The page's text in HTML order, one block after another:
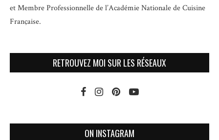
etMembre Professionnelle de l’Académie Nationale de Cuisine
Française.
RETROUVEZ MOI SUR LES RÉSEAUX
ON INSTAGRAM